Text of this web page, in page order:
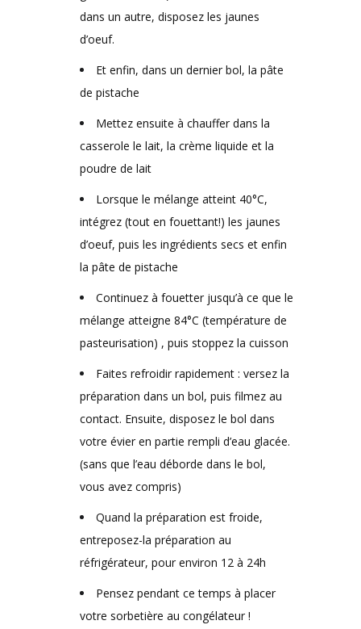
dans un autre, disposez les jaunes
d’oeuf.
Et enfin, dans un dernier bol, la pâte
de pistache
Mettez ensuite à chauffer dans la
casserole le lait, la crème liquide et la
poudre de lait
Lorsque le mélange atteint 40°C,
intégrez (tout en fouettant!) les jaunes
d’oeuf, puis les ingrédients secs et enfin
la pâte de pistache
Continuez à fouetter jusqu’à ce que le
mélange atteigne 84°C (température de
pasteurisation) , puis stoppez la cuisson
Faites refroidir rapidement : versez la
préparation dans un bol, puis filmez au
contact. Ensuite, disposez le bol dans
votre évier en partie rempli d’eau glacée.
(sans que l’eau déborde dans le bol,
vous avez compris)
Quand la préparation est froide,
entreposez-la préparation au
réfrigérateur, pour environ 12 à 24h
Pensez pendant ce temps à placer
votre sorbetière au congélateur !